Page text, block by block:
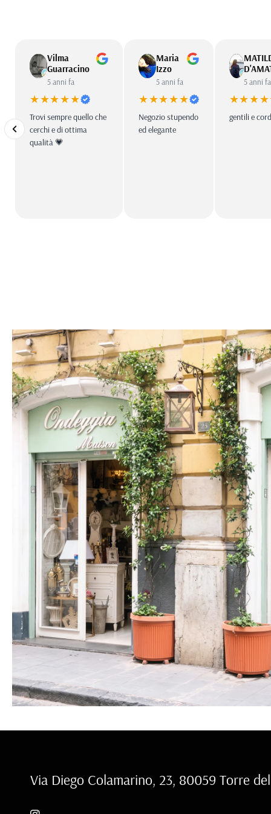
Vilma
Guarracino
5 anni fa
★★★★★
Trovi sempre quello che
cerchi e di ottima
qualità 💗
Maria
Izzo
5 anni fa
★★★★★
Negozio stupendo
ed elegante
5 anni fa
gentili e
Via Diego Colamarino, 23, 80059 Torre